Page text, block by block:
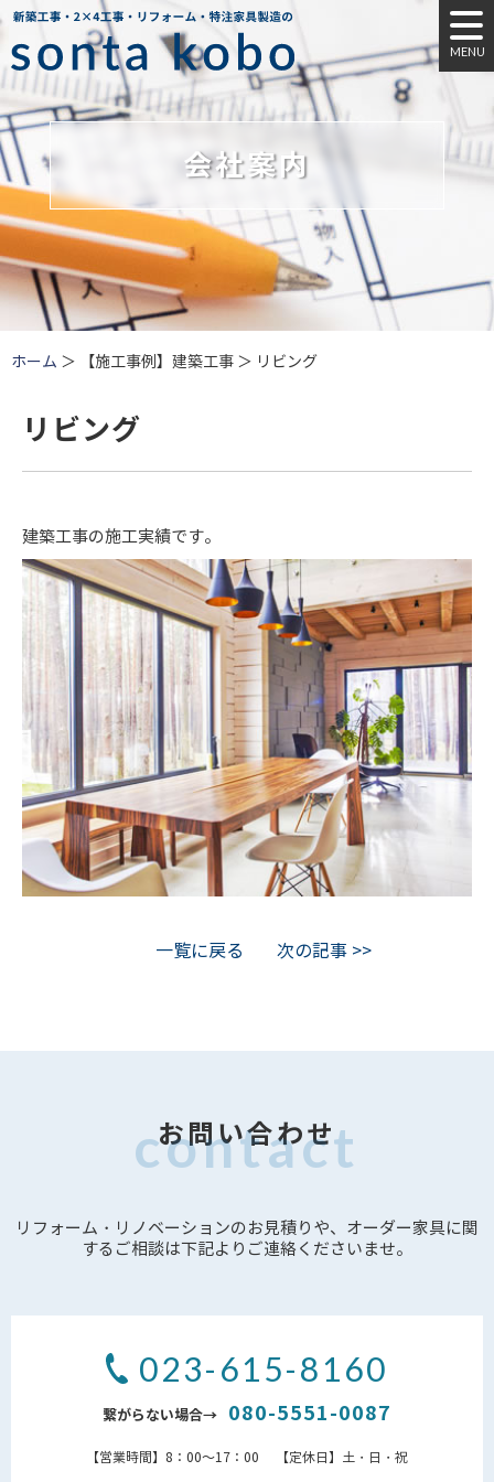
MENU
会社案内
ホーム ＞ 【施工事例】建築工事 ＞ リビング
リビング
建築工事の施工実績です。
一覧に戻る 次の記事 >>
お問い合わせ
リフォーム・リノベーションのお見積りや、オーダー家具に関
するご相談は下記よりご連絡くださいませ。
023-615-8160
繋がらない場合→ 080-5551-0087
【営業時間】8：00～17：00 【定休日】土・日・祝